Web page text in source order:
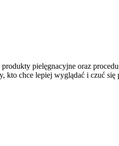
pielęgnacyjne oraz
kto chce lepiej wyglądać i czuć